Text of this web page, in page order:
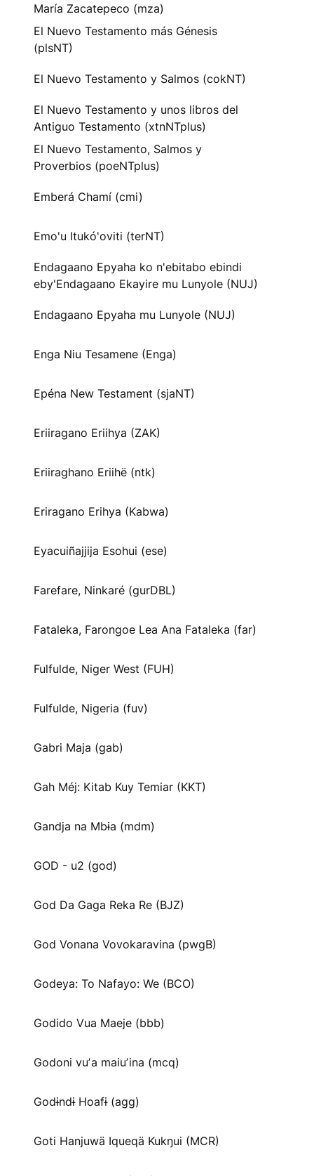
María Zacatepeco (mza)
El Nuevo Testamento más Génesis
(plsNT)
El Nuevo Testamento y Salmos (cokNT)
El Nuevo Testamento y unos libros del
Antiguo Testamento (xtnNTplus)
El Nuevo Testamento, Salmos y
Proverbios (poeNTplus)
Emberá Chamí (cmi)
Emo'u Itukó'oviti (terNT)
Endagaano Epyaha ko n'ebitabo ebindi
eby'Endagaano Ekayire mu Lunyole (NUJ)
Endagaano Epyaha mu Lunyole (NUJ)
Enga Niu Tesamene (Enga)
Epéna New Testament (sjaNT)
Eriiragano Eriihya (ZAK)
Eriiraghano Eriihë (ntk)
Eriragano Erihya (Kabwa)
Eyacuiñajjija Esohui (ese)
Farefare, Ninkaré (gurDBL)
Fataleka, Farongoe Lea Ana Fataleka (far)
Fulfulde, Niger West (FUH)
Fulfulde, Nigeria (fuv)
Gabri Maja (gab)
Gah Méj: Kitab Kuy Temiar (KKT)
Gandja na Mbɨa (mdm)
GOD - u2 (god)
God Da Gaga Reka Re (BJZ)
God Vonana Vovokaravina (pwgB)
Godeya: To Nafayo: We (BCO)
Godido Vua Maeje (bbb)
Godoni vuʼa maiuʼina (mcq)
Godɨndɨ Hoafɨ (agg)
Goti Hanjuwä Iqueqä Kukŋui (MCR)